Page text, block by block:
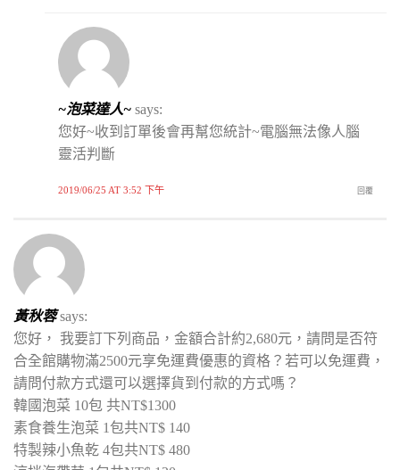
~泡菜達人~ says:
您好~收到訂單後會再幫您統計~電腦無法像人腦
靈活判斷
2019/06/25 AT 3:52 下午 回覆
黃秋蓉 says:
您好， 我要訂下列商品，金額合計約2,680元，請問是否符
合全館購物滿2500元享免運費優惠的資格？若可以免運費，
請問付款方式還可以選擇貨到付款的方式嗎？
韓國泡菜 10包 共NT$1300
素食養生泡菜 1包共NT$ 140
特製辣小魚乾 4包共NT$ 480